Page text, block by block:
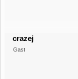
crazej
Gast